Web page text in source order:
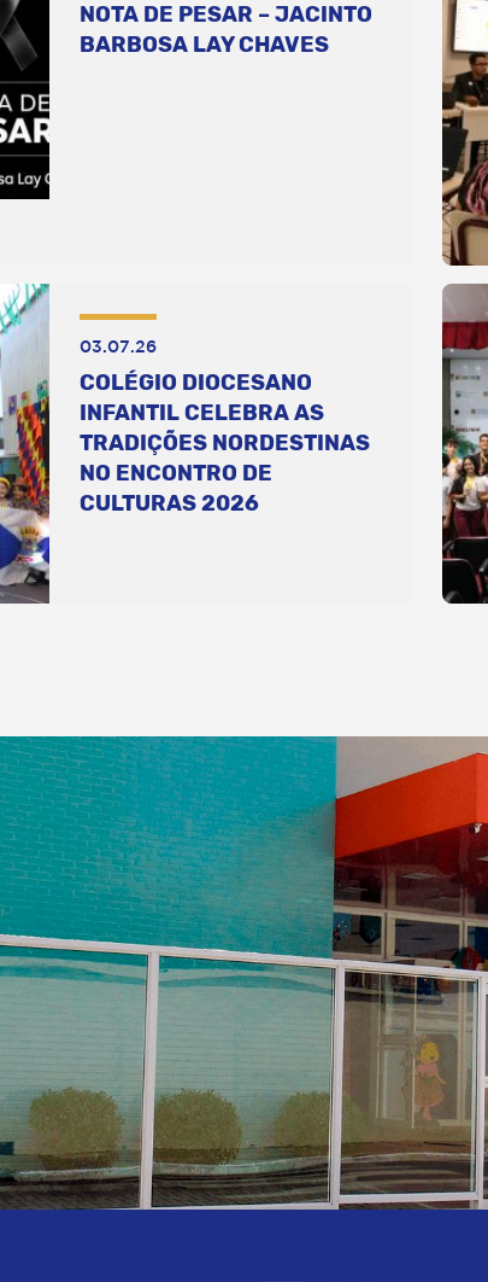
NOTA DE PESAR – JACINTO
BARBOSA LAY CHAVES
03.07.26
COLÉGIO DIOCESANO
INFANTIL CELEBRA AS
TRADIÇÕES NORDESTINAS
NO ENCONTRO DE
CULTURAS 2026